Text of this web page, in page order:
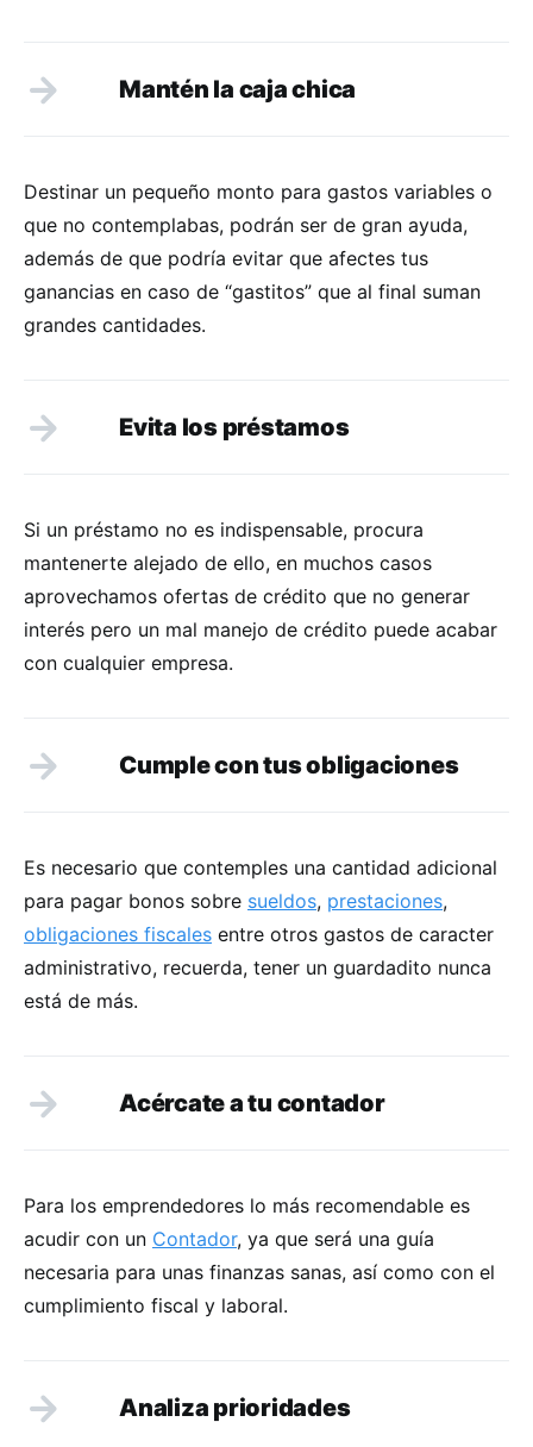
Mantén la caja chica
Destinar un pequeño monto para gastos variables o
que no contemplabas, podrán ser de gran ayuda,
además de que podría evitar que afectes tus
ganancias en caso de “gastitos” que al final suman
grandes cantidades.
Evita los préstamos
Si un préstamo no es indispensable, procura
mantenerte alejado de ello, en muchos casos
aprovechamos ofertas de crédito que no generar
interés pero un mal manejo de crédito puede acabar
con cualquier empresa.
Cumple con tus obligaciones
Es necesario que contemples una cantidad adicional
para pagar bonos sobre sueldos, prestaciones,
obligaciones fiscales entre otros gastos de caracter
administrativo, recuerda, tener un guardadito nunca
está de más.
Acércate a tu contador
Para los emprendedores lo más recomendable es
acudir con un Contador, ya que será una guía
necesaria para unas finanzas sanas, así como con el
cumplimiento fiscal y laboral.
Analiza prioridades